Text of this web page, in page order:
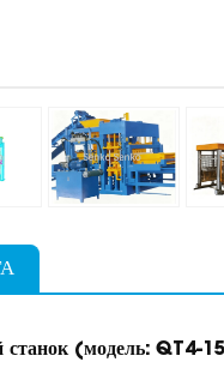
станок (модель: QT4-